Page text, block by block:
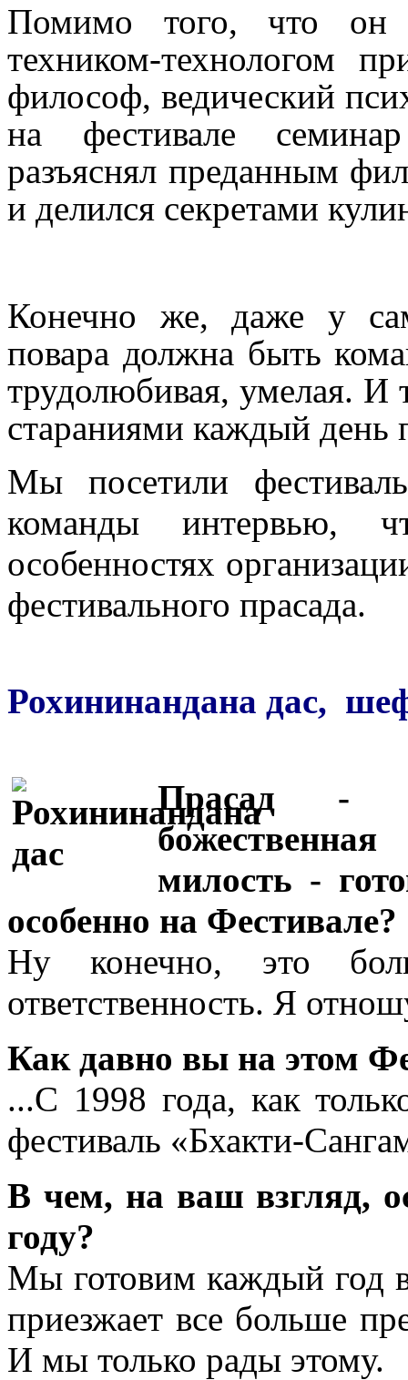
Помимо того, что он
техником-технологом
философ, ведический
на фестивале
разъяснял преданным
и делился секретами
Конечно же, даже у
повара должна быть
трудолюбивая, умелая. И
стараниями каждый день
Мы посетили
команды интервью,
особенностях
фестивального прасада.
Рохининандана дас,
Прасад -
милость -
особенно на Фестивале?
Ну конечно, это
ответственность. Я
Как давно вы на этом
...С 1998 года, как
фестиваль «Бхакти-
В чем, на ваш взгляд,
году?
Мы готовим каждый год
приезжает все больше
И мы только рады этому.